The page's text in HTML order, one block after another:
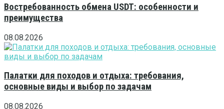
Востребованность обмена USDT: особенности и
преимущества
08.08.2026
Палатки для походов и отдыха: требования,
основные виды и выбор по задачам
08.08.2026